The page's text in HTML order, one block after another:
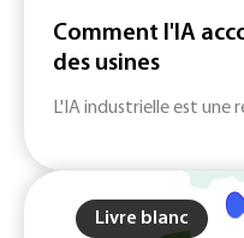
Comment l'IA
des usines
L'IA industrielle est une
Livre blanc